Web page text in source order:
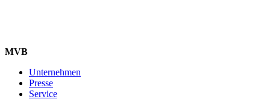
MVB
Unternehmen
Presse
Service